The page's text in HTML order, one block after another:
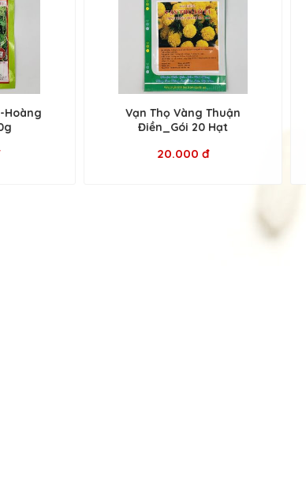
Hoàng
Vạn Thọ Vàng Thuận
Điền_Gói 20 Hạt
20.000 đ